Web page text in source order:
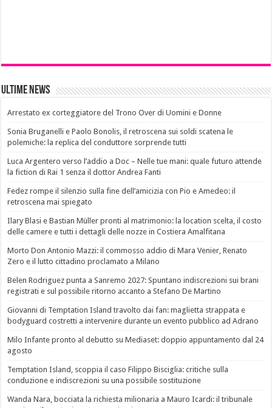
Ultime News
Arrestato ex corteggiatore del Trono Over di Uomini e Donne
Sonia Bruganelli e Paolo Bonolis, il retroscena sui soldi scatena le
polemiche: la replica del conduttore sorprende tutti
Luca Argentero verso l’addio a Doc – Nelle tue mani: quale futuro attende
la fiction di Rai 1 senza il dottor Andrea Fanti
Fedez rompe il silenzio sulla fine dell’amicizia con Pio e Amedeo: il
retroscena mai spiegato
Ilary Blasi e Bastian Müller pronti al matrimonio: la location scelta, il costo
delle camere e tutti i dettagli delle nozze in Costiera Amalfitana
Morto Don Antonio Mazzi: il commosso addio di Mara Venier, Renato
Zero e il lutto cittadino proclamato a Milano
Belen Rodriguez punta a Sanremo 2027: Spuntano indiscrezioni sui brani
registrati e sul possibile ritorno accanto a Stefano De Martino
Giovanni di Temptation Island travolto dai fan: maglietta strappata e
bodyguard costretti a intervenire durante un evento pubblico ad Adrano
Milo Infante pronto al debutto su Mediaset: doppio appuntamento dal 24
agosto
Temptation Island, scoppia il caso Filippo Bisciglia: critiche sulla
conduzione e indiscrezioni su una possibile sostituzione
Wanda Nara, bocciata la richiesta milionaria a Mauro Icardi: il tribunale